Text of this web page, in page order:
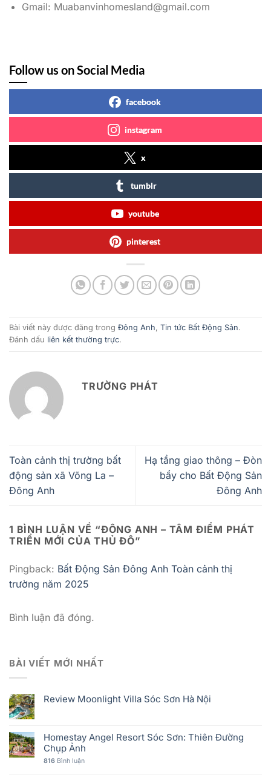
Gmail: Muabanvinhomesland@gmail.com
Follow us on Social Media
facebook
instagram
x
tumblr
youtube
pinterest
Bài viết này được đăng trong Đông Anh, Tin tức Bất Động Sản.
Đánh dấu liên kết thường trực.
TRƯỜNG PHÁT
Toàn cảnh thị trường bất
động sản xã Võng La –
Đông Anh
Hạ tầng giao thông – Đòn
bẩy cho Bất Động Sản
Đông Anh
1 BÌNH LUẬN VỀ “ĐÔNG ANH – TÂM ĐIỂM PHÁT
TRIỂN MỚI CỦA THỦ ĐÔ”
Pingback: Bất Động Sản Đông Anh Toàn cảnh thị
trường năm 2025
Bình luận đã đóng.
BÀI VIẾT MỚI NHẤT
Review Moonlight Villa Sóc Sơn Hà Nội
Homestay Angel Resort Sóc Sơn: Thiên Đường
Chụp Ảnh
816 Bình luận